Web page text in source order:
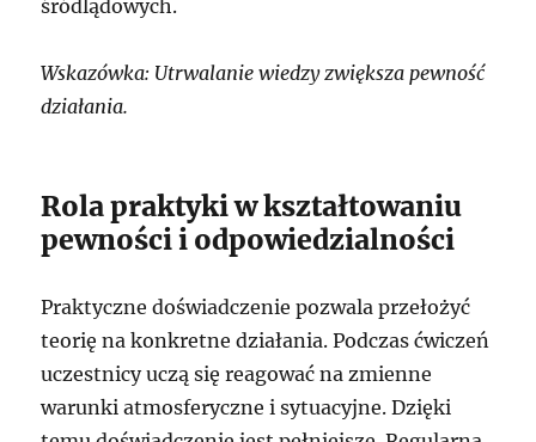
śródlądowych.
Wskazówka: Utrwalanie wiedzy zwiększa pewność
działania.
Rola praktyki w kształtowaniu
pewności i odpowiedzialności
Praktyczne doświadczenie pozwala przełożyć
teorię na konkretne działania. Podczas ćwiczeń
uczestnicy uczą się reagować na zmienne
warunki atmosferyczne i sytuacyjne. Dzięki